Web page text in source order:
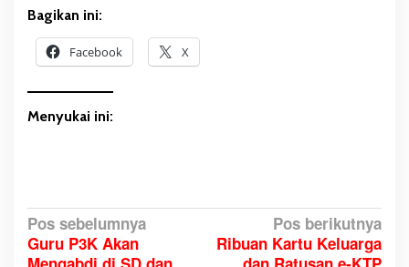
Bagikan ini:
Facebook X
Menyukai ini:
N
a
Pos sebelumnya
Guru P3K Akan
Pos berikutnya
Ribuan Kartu Keluarga